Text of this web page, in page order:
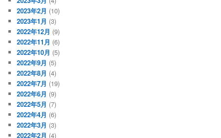
2023年2月 (10)
2023年1月 (3)
2022年12月 (9)
2022年11月 (6)
2022年10月 (5)
2022年9月 (5)
2022年8月 (4)
2022年7月 (19)
2022年6月 (9)
2022年5月 (7)
2022年4月 (6)
2022年3月 (3)
2022年2月 (4)